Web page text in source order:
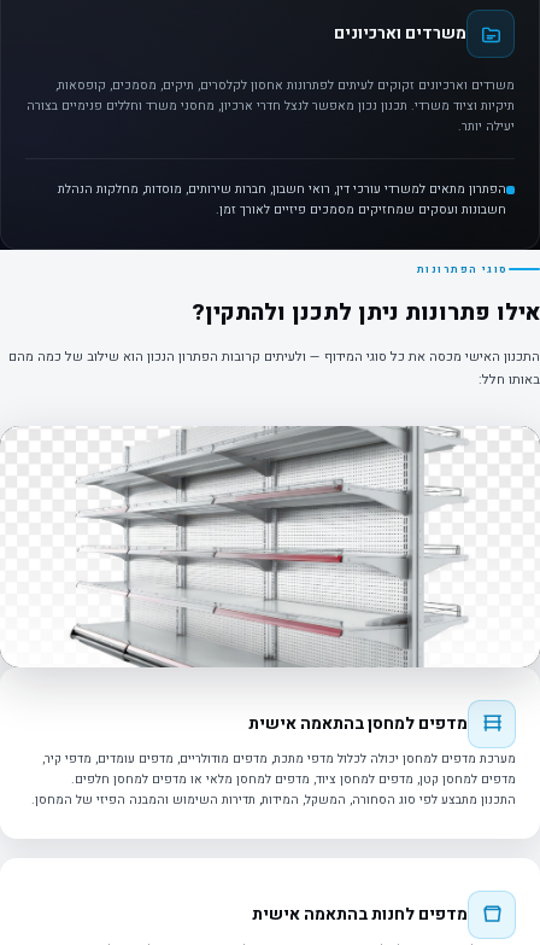
משרדים וארכיונים
משרדים וארכיונים זקוקים לעיתים לפתרונות אחסון לקלסרים, תיקים, מסמכים, קופסאות,
תיקיות וציוד משרדי. תכנון נכון מאפשר לנצל חדרי ארכיון, מחסני משרד וחללים פנימיים בצורה
יעילה יותר.
הפתרון מתאים למשרדי עורכי דין, רואי חשבון, חברות שירותים, מוסדות, מחלקות הנהלת
חשבונות ועסקים שמחזיקים מסמכים פיזיים לאורך זמן.
סוגי הפתרונות
אילו פתרונות ניתן לתכנן ולהתקין?
התכנון האישי מכסה את כל סוגי המידוף — ולעיתים קרובות הפתרון הנכון הוא שילוב של כמה מהם
באותו חלל:
מדפים למחסן בהתאמה אישית
מערכת מדפים למחסן יכולה לכלול מדפי מתכת, מדפים מודולריים, מדפים עומדים, מדפי קיר,
מדפים למחסן קטן, מדפים למחסן ציוד, מדפים למחסן מלאי או מדפים למחסן חלפים.
התכנון מתבצע לפי סוג הסחורה, המשקל, המידות, תדירות השימוש והמבנה הפיזי של המחסן.
מדפים לחנות בהתאמה אישית